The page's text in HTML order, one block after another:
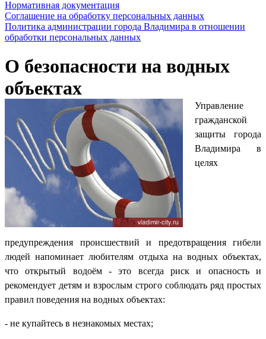
Нормативная документация
Соглашение на обработку персональных данных
Политика администрации города Владимира в отношении
обработки персональных данных
О безопасности на водных
объектах
Управление
гражданской
защиты города
Владимира в
целях
предупреждения происшествий и предотвращения гибели
людей напоминает любителям отдыха на водных объектах,
что открытый водоём - это всегда риск и опасность и
рекомендует детям и взрослым строго соблюдать ряд простых
правил поведения на водных объектах:
- не купайтесь в незнакомых местах;